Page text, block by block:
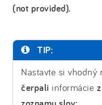
(not provided).
TIP:
Nastavte si vhodný
čerpali informácie